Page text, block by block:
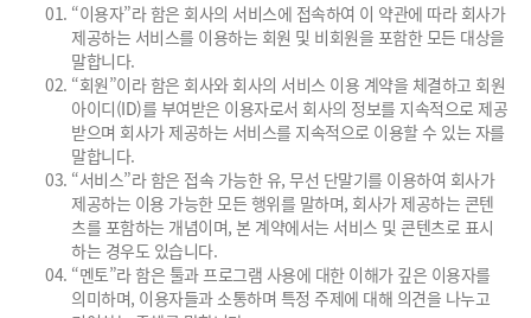
“이용자”라 함은 회사의 서비스에 접속하여 이 약관에 따라 회사가
제공하는 서비스를 이용하는 회원 및 비회원을 포함한 모든 대상을
말합니다.
“회원”이라 함은 회사와 회사의 서비스 이용 계약을 체결하고 회원
아이디(ID)를 부여받은 이용자로서 회사의 정보를 지속적으로 제공
받으며 회사가 제공하는 서비스를 지속적으로 이용할 수 있는 자를
말합니다.
“서비스”라 함은 접속 가능한 유, 무선 단말기를 이용하여 회사가
제공하는 이용 가능한 모든 행위를 말하며, 회사가 제공하는 콘텐
츠를 포함하는 개념이며, 본 계약에서는 서비스 및 콘텐츠로 표시
하는 경우도 있습니다.
“멘토”라 함은 툴과 프로그램 사용에 대한 이해가 깊은 이용자를
의미하며, 이용자들과 소통하며 특정 주제에 대해 의견을 나누고